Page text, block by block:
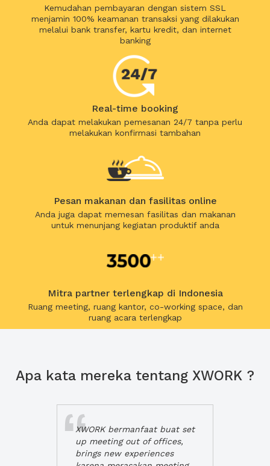
Kemudahan pembayaran dengan sistem SSL
menjamin 100% keamanan transaksi yang dilakukan
melalui bank transfer, kartu kredit, dan internet
banking
Real-time booking
Anda dapat melakukan pemesanan 24/7 tanpa perlu
melakukan konfirmasi tambahan
Pesan makanan dan fasilitas online
Anda juga dapat memesan fasilitas dan makanan
untuk menunjang kegiatan produktif anda
Mitra partner terlengkap di Indonesia
Ruang meeting, ruang kantor, co-working space, dan
ruang acara terlengkap
Apa kata mereka tentang XWORK ?
XWORK bermanfaat buat set
up meeting out of offices,
brings new experiences